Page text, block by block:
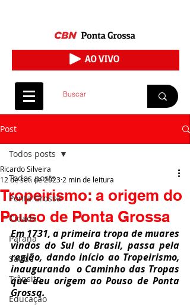
Post
Todos posts
Ponta Grossa
Cidade
Paraná
Saúde
Trânsito
Educação
Todos posts
Tropeirismo: a origem do
Pouso de Ponta Grossa
Ricardo Silveira
12 de set. de 2023 2 min de leitura
Em 1731, a primeira tropa de muares
vindos do Sul do Brasil, passa pela
região, dando início ao Tropeirismo,
inaugurando  o Caminho das Tropas
que deu origem ao Pouso de Ponta
Grossa.